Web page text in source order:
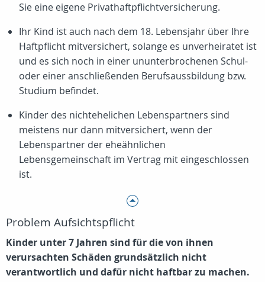
Sie eine eigene Privathaftpflichtversicherung.
Ihr Kind ist auch nach dem 18. Lebensjahr über Ihre
Haftpflicht mitversichert, solange es unverheiratet ist
und es sich noch in einer ununterbrochenen Schul-
oder einer anschließenden Berufsaussbildung bzw.
Studium befindet.
Kinder des nichtehelichen Lebenspartners sind
meistens nur dann mitversichert, wenn der
Lebenspartner der eheähnlichen
Lebensgemeinschaft im Vertrag mit eingeschlossen
ist.
Problem Aufsichtspflicht
Kinder unter 7 Jahren sind für die von ihnen
verursachten Schäden grundsätzlich nicht
verantwortlich und dafür nicht haftbar zu machen.